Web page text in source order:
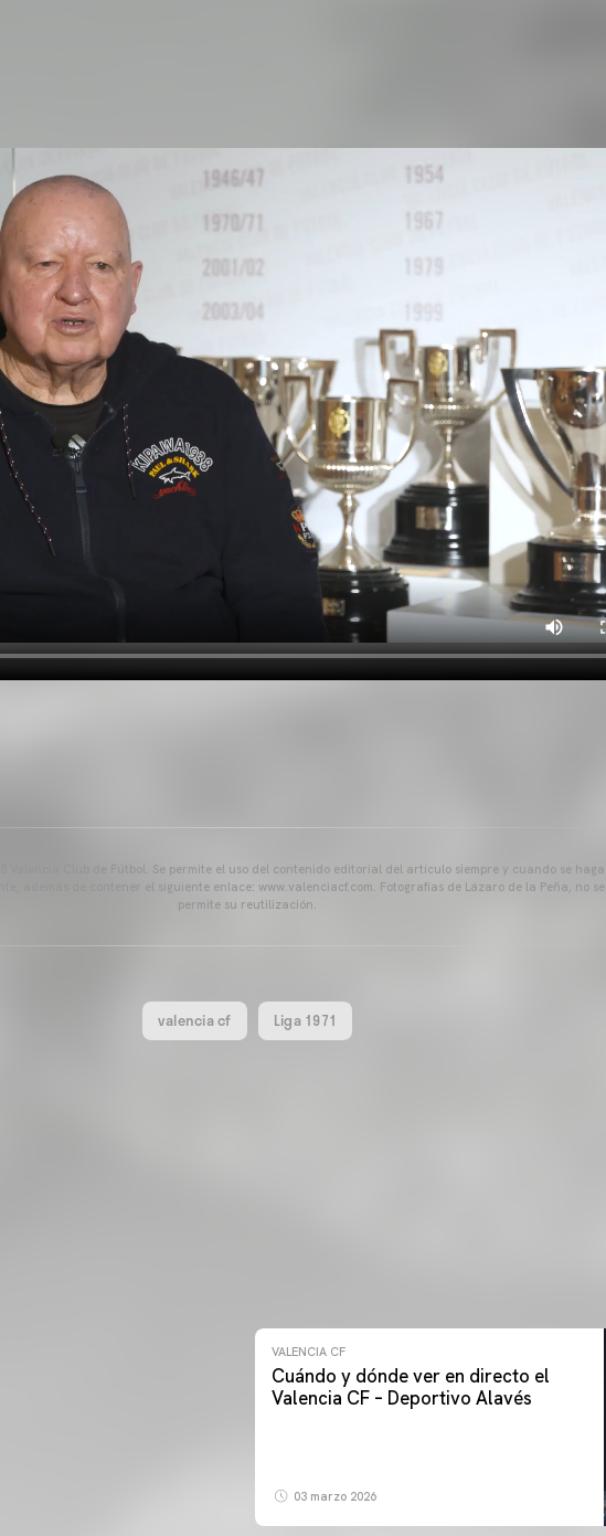
Valencia Club de Fútbol. Se permite el uso del contenido editorial del artículo siempre y cuando se haga
además de contener el siguiente enlace: www.valenciacf.com. Fotografías de Lázaro de la Peña, no se
permite su reutilización.
valencia cf Liga 1971
VALENCIA CF
Cuándo y dónde ver en directo el
Valencia CF – Deportivo Alavés
03 marzo 2026